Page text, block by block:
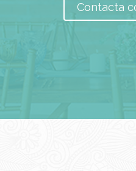
Contacta